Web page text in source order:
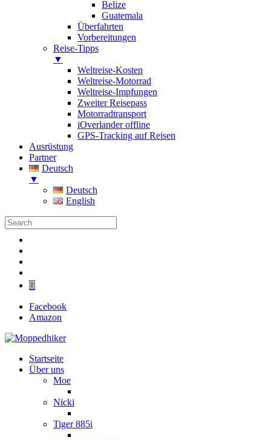
Belize
Guatemala
Überfahrten
Vorbereitungen
Reise-Tipps
▼
Weltreise-Kosten
Weltreise-Motorrad
Weltreise-Impfungen
Zweiter Reisepass
Motorradtransport
iOverlander offline
GPS-Tracking auf Reisen
Ausrüstung
Partner
Deutsch
▼
Deutsch
English
Facebook
Amazon
Startseite
Über uns
Moe
Nicki
Tiger 885i